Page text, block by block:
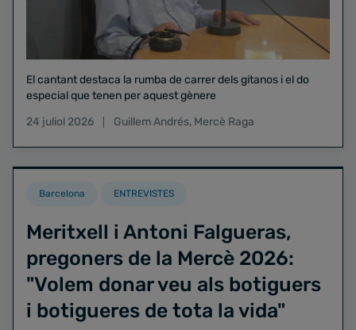
El cantant destaca la rumba de carrer dels gitanos i el do
especial que tenen per aquest gènere
24 juliol 2026
Guillem Andrés, Mercè Raga
Barcelona ENTREVISTES
Meritxell i Antoni Falgueras,
pregoners de la Mercè 2026:
"Volem donar veu als botiguers
i botigueres de tota la vida"